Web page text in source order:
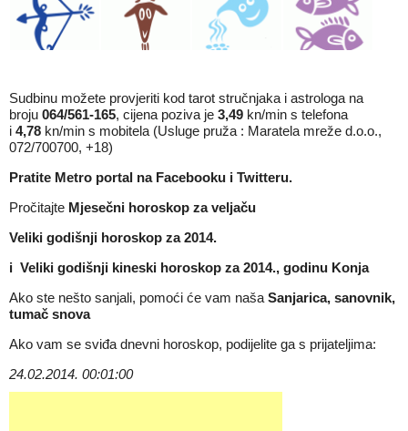
Sudbinu možete provjeriti kod tarot stručnjaka i astrologa na
broju 064/561-165, cijena poziva je 3,49 kn/min s telefona
i 4,78 kn/min s mobitela (Usluge pruža : Maratela mreže d.o.o.,
072/700700, +18)
Pratite Metro portal na Facebooku i Twitteru.
Pročitajte Mjesečni horoskop za veljaču
Veliki godišnji horoskop za 2014.
i Veliki godišnji kineski horoskop za 2014., godinu Konja
Ako ste nešto sanjali, pomoći će vam naša Sanjarica, sanovnik,
tumač snova
Ako vam se sviđa dnevni horoskop, podijelite ga s prijateljima:
24.02.2014. 00:01:00